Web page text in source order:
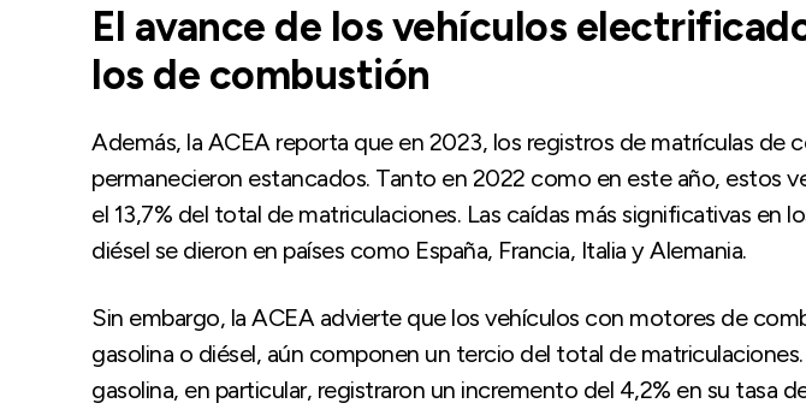
El avance de los vehículos
los de combustión
Además, la ACEA reporta que en 2023, los registros de matrículas de
permanecieron estancados. Tanto en 2022 como en este año, estos
el 13,7% del total de matriculaciones. Las caídas más significativas en
diésel se dieron en países como España, Francia, Italia y Alemania.
Sin embargo, la ACEA advierte que los vehículos con motores de
gasolina o diésel, aún componen un tercio del total de
gasolina, en particular, registraron un incremento del 4,2% en su tasa